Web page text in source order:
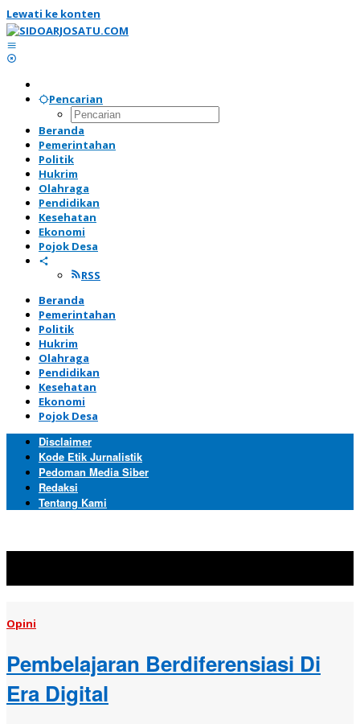
Lewati ke konten
Pencarian
Beranda
Pemerintahan
Politik
Hukrim
Olahraga
Pendidikan
Kesehatan
Ekonomi
Pojok Desa
RSS
Beranda
Pemerintahan
Politik
Hukrim
Olahraga
Pendidikan
Kesehatan
Ekonomi
Pojok Desa
Disclaimer
Kode Etik Jurnalistik
Pedoman Media Siber
Redaksi
Tentang Kami
Opini
Pembelajaran Berdiferensiasi Di
Era Digital